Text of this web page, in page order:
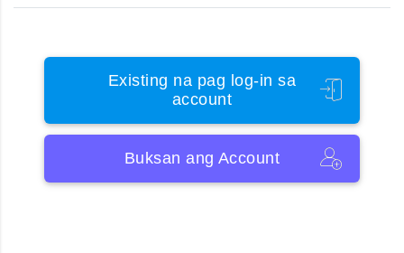
Existing na pag log-in sa
account
Buksan ang Account